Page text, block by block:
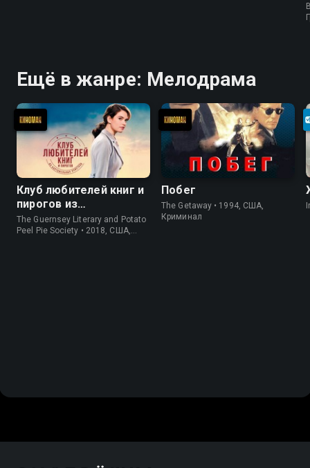
Ещё в жанре: Мелодрама
Клуб любителей книг и
пирогов из
картофельных
очистков
The Guernsey Literary and Potato
Peel Pie Society • 2018, США,
Побег
The Getaway • 1994, США,
Криминал